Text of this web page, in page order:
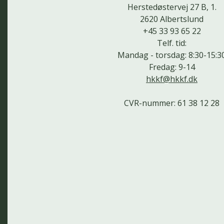
Herstedøstervej 27 B, 1.
2620 Albertslund
+45 33 93 65 22
Telf. tid:
Mandag - torsdag: 8:30-
Fredag: 9-14
hkkf@hkkf.dk
CVR-nummer: 61 38 12 28